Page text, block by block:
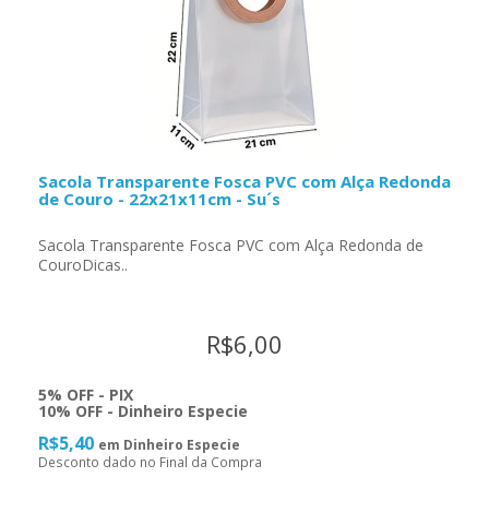
Sacola Transparente Fosca PVC com Alça Redonda
de Couro - 22x21x11cm - Su´s
Sacola Transparente Fosca PVC com Alça Redonda de
CouroDicas..
R$6,00
5% OFF - PIX
10% OFF - Dinheiro Especie
R$5,40 em Dinheiro Especie
Desconto dado no Final da Compra